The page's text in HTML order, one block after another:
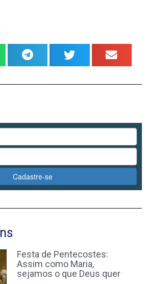
Cadastre-se
Festa de Pentecostes:
Assim como Maria,
sejamos o que Deus quer